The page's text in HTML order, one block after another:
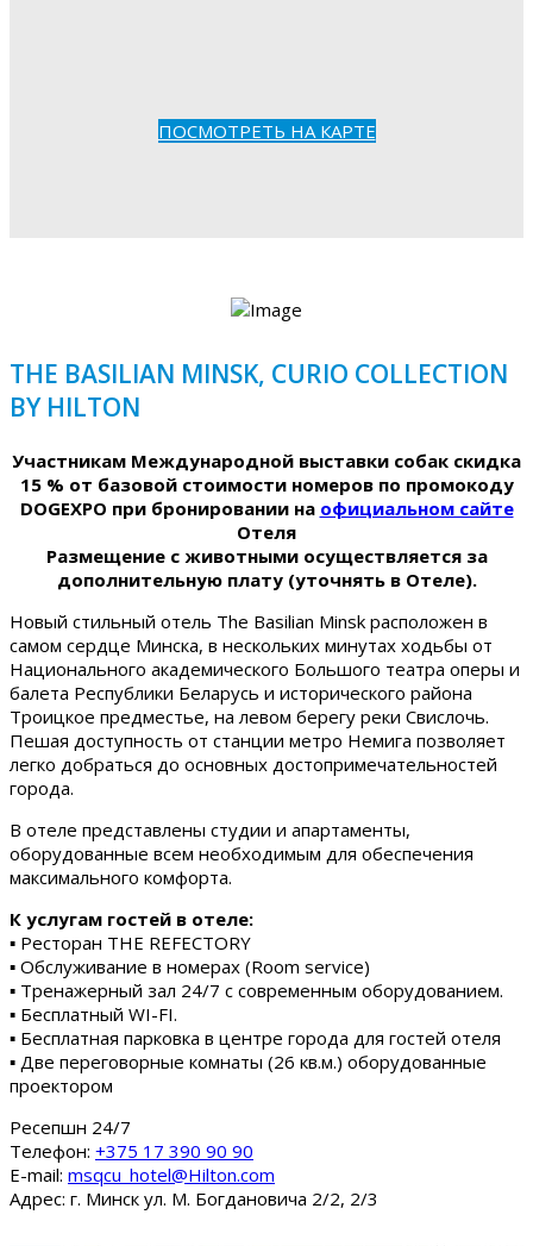
ПОСМОТРЕТЬ НА КАРТЕ
THE BASILIAN MINSK, CURIO COLLECTION
BY HILTON
Участникам Международной выставки собак скидка
15 % от базовой стоимости номеров по промокоду
DOGEXPO при бронировании на официальном сайте
Отеля
Размещение с животными осуществляется за
дополнительную плату (уточнять в Отеле).
Новый стильный отель The Basilian Minsk расположен в
самом сердце Минска, в нескольких минутах ходьбы от
Национального академического Большого театра оперы и
балета Республики Беларусь и исторического района
Троицкое предместье, на левом берегу реки Свислочь.
Пешая доступность от станции метро Немига позволяет
легко добраться до основных достопримечательностей
города.
В отеле представлены студии и апартаменты,
оборудованные всем необходимым для обеспечения
максимального комфорта.
К услугам гостей в отеле:
▪ Ресторан THE REFECTORY
▪ Обслуживание в номерах (Room service)
▪ Тренажерный зал 24/7 с современным оборудованием.
▪ Бесплатный WI-FI.
▪ Бесплатная парковка в центре города для гостей отеля
▪ Две переговорные комнаты (26 кв.м.) оборудованные
проектором
Ресепшн 24/7
Tелефон: +375 17 390 90 90
E-mail: msqcu_hotel@Hilton.com
Адрес: г. Минск ул. М. Богдановича 2/2, 2/3